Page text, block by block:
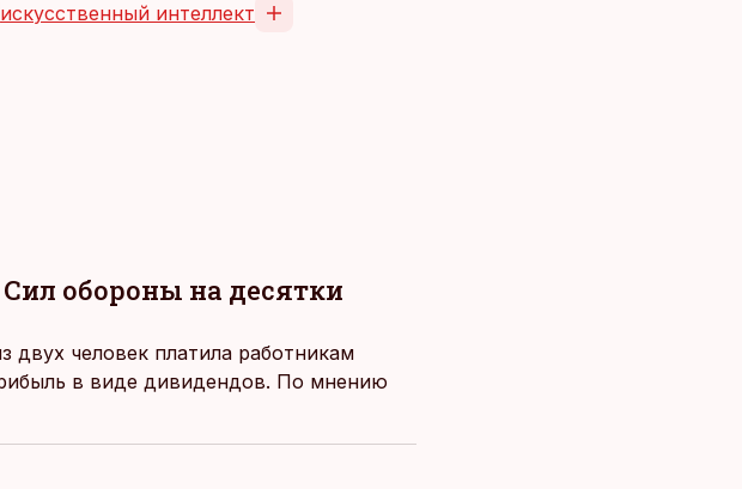
искусственный интеллект
обороны на десятки
человек платила работникам
в виде дивидендов. По мнению